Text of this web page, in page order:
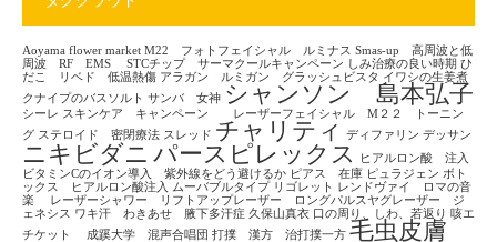
Aoyama flower market M22 フォトフェイシャル ルミナス Smas-up 高周波と低
周波 RF EMS
STCチップ サーマクールキャンペーン しみ治療の良い時期 ひ
だこ リベド 低温熱傷 アラガン ルミガン グラッシュビスタ イワシの生姜煮
クナイプのバスソルト サンバ 女神 シャンソン 島本弘子
シーレ スキンケア キャンペーン レーザーフェイシャル M２２ トーニン
グ ステロイド 密閉療法 スレッド チャリティ ディファリン デッサン
ニキビダニ パースピレックス
ヒアルロン酸 注入
ビタミンCのイオン導入 紫外線をどう避けるか ピアス 在庫 ピュラジェン ボト
ックス ヒアルロン酸注入
ムーバブルタイプ リゴレット レンドヴァイ ロマの音
楽
レーザーシャワー リフトアップレーザー ロングパルスヤグレーザー ジ
ェネシス ワキ汗 わきあせ 腋下多汗症 久保山真衣 口の周り、しわ、若返り 咳エ
チケット
成蹊大学 混声合唱団 打撲 漢方 治打撲一方 毛虫皮膚